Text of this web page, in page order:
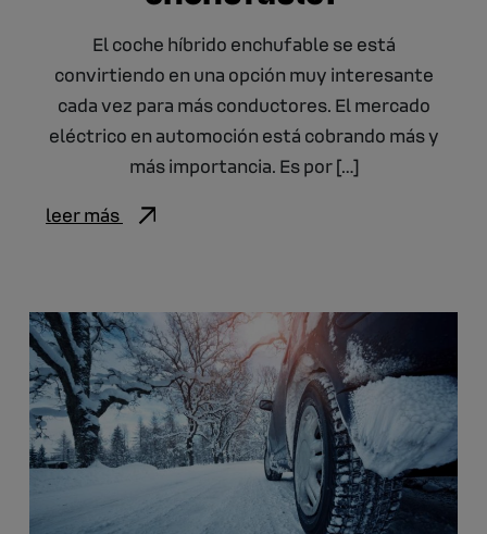
El coche híbrido enchufable se está
convirtiendo en una opción muy interesante
cada vez para más conductores. El mercado
eléctrico en automoción está cobrando más y
más importancia. Es por […]
leer más